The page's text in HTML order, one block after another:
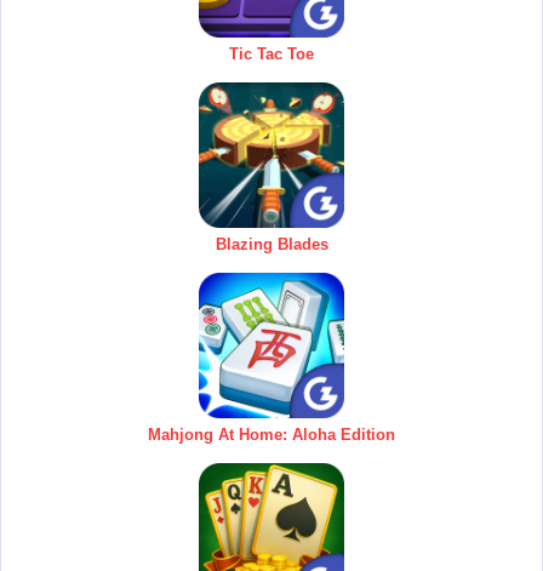
Tic Tac Toe
Blazing Blades
Mahjong At Home: Aloha Edition